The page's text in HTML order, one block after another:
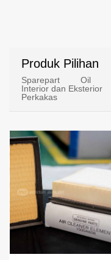
Produk Pilihan
Sparepart Oil
Interior dan Eksterior
Perkakas